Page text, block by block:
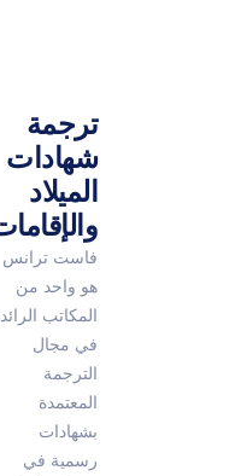
ترجمة
شهادات
الميلاد
والإقامات
فاست ترانس
هو واحد من
المكاتب الرائدة
في مجال
الترجمة
المعتمدة
بشهادات
رسمية في